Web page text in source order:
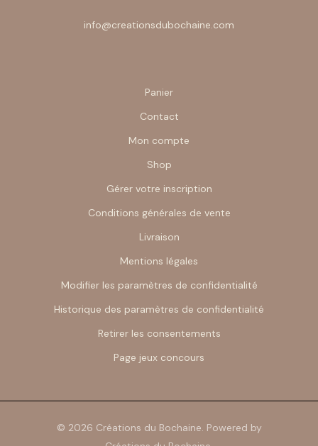
info@creationsdubochaine.com
Panier
Contact
Mon compte
Shop
Gérer votre inscription
Conditions générales de vente
Livraison
Mentions légales
Modifier les paramètres de confidentialité
Historique des paramètres de confidentialité
Retirer les consentements
Page jeux concours
© 2026 Créations du Bochaine. Powered by